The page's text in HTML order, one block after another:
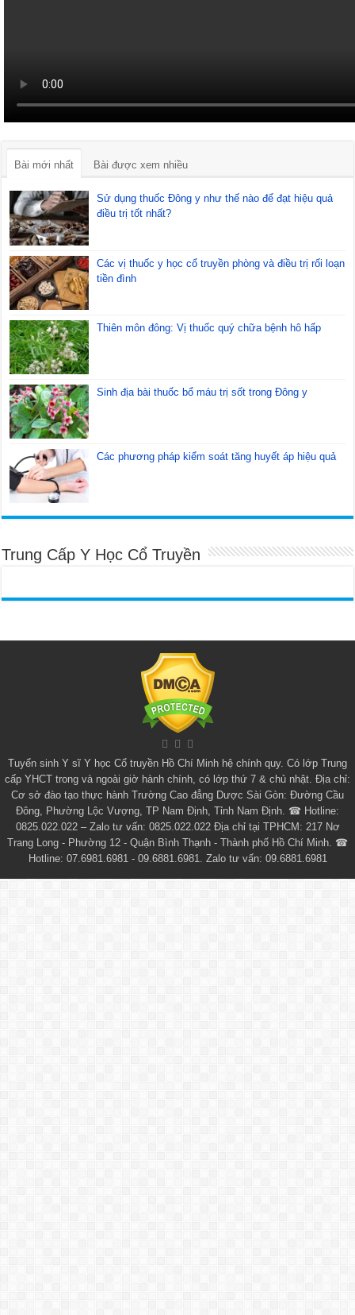
Bài mới nhất Bài được xem nhiều
Sử dụng thuốc Đông y như thế nào để đạt hiệu quả
điều trị tốt nhất?
Các vị thuốc y học cổ truyền phòng và điều trị rối loạn
tiền đình
Thiên môn đông: Vị thuốc quý chữa bệnh hô hấp
Sinh địa bài thuốc bổ máu trị sốt trong Đông y
Các phương pháp kiểm soát tăng huyết áp hiệu quả
Trung Cấp Y Học Cổ Truyền
Tuyển sinh Y sĩ Y học Cổ truyền Hồ Chí Minh hệ chính quy. Có lớp Trung
cấp YHCT trong và ngoài giờ hành chính, có lớp thứ 7 & chủ nhật. Địa chỉ:
Cơ sở đào tạo thực hành Trường Cao đẳng Dược Sài Gòn: Đường Cầu
Đông, Phường Lộc Vượng, TP Nam Định, Tỉnh Nam Định. ☎ Hotline:
0825.022.022 – Zalo tư vấn: 0825.022.022 Địa chỉ tại TPHCM: 217 Nơ
Trang Long - Phường 12 - Quận Bình Thạnh - Thành phố Hồ Chí Minh. ☎
Hotline: 07.6981.6981 - 09.6881.6981. Zalo tư vấn: 09.6881.6981